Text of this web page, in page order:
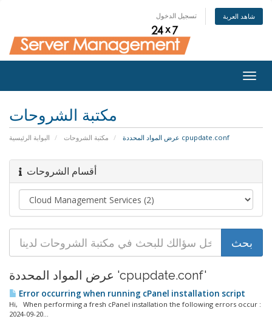
تسجيل الدخول شاهد العربة
مكتبة الشروحات
البوابة الرئيسية مكتبة الشروحات عرض المواد المحددة cpupdate.conf
أقسام الشروحات
عرض المواد المحددة 'cpupdate.conf'
Error occurring when running cPanel installation script
Hi, When performing a fresh cPanel installation the following errors occur :
2024-09-20...